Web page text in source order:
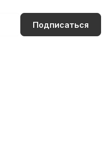
Подписаться